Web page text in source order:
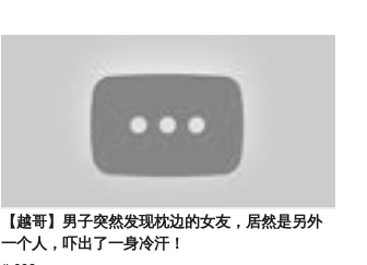
【越哥】男子突然发现枕边的女友，居然是另外
一个人，吓出了一身冷汗！